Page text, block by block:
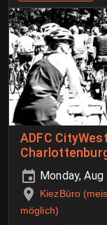
ADFC
Monday,
KiezBüro
möglich)